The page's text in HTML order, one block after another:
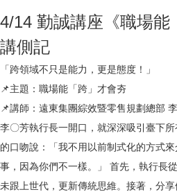
4/14 勤誠講座《職場能
講側記
「跨領域不只是能力，更是態度！」
📌主題：職場能「跨」才會夯
📌講師：遠東集團綜效暨零售規劃總部
李〇芳執行長一開口，就深深吸引臺下
的口吻說：「我不用以前制式化的方式
事，因為你們不一樣。」 首先，執行長
未跟上世代，更新傳統思維。接著，分